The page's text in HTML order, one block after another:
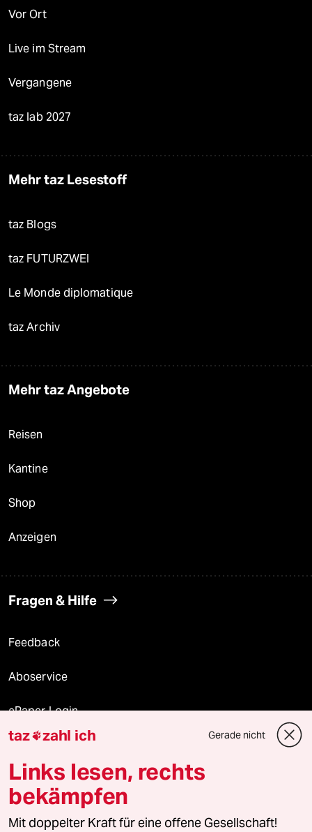
Vor Ort
Live im Stream
Vergangene
taz lab 2027
Mehr taz Lesestoff
taz Blogs
taz FUTURZWEI
Le Monde diplomatique
taz Archiv
Mehr taz Angebote
Reisen
Kantine
Shop
Anzeigen
Fragen & Hilfe
Feedback
Aboservice
ePaper Login
Downloads für Abonnierende
© 2026 taz Verlags und Vertriebs GmbH
Alle Rechte vorbehalten. Bei rechtlichen Fragen oder für Genehmigungen
taz zahl ich Gerade nicht
Links lesen, rechts
bekämpfen
Mit doppelter Kraft für eine offene Gesellschaft!